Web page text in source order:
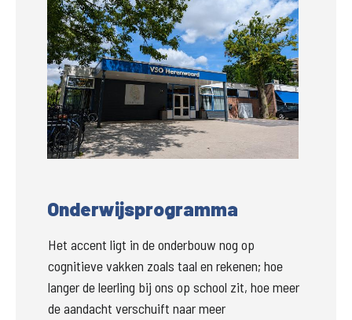
Onderwijsprogramma
Het accent ligt in de onderbouw nog op
cognitieve vakken zoals taal en rekenen; hoe
langer de leerling bij ons op school zit, hoe meer
de aandacht verschuift naar meer